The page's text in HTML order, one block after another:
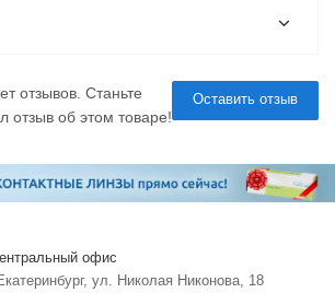
Оставить отзыв
отзывов. Станьте
отзыв об этом товаре!
офис
ул. Николая Никонова, 18